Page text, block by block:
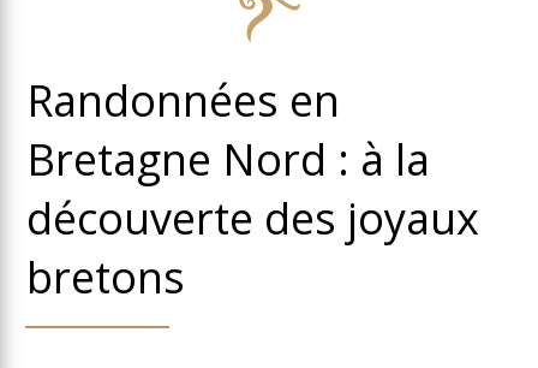
Randonnées en
Bretagne Nord : à la
découverte des joyaux
bretons